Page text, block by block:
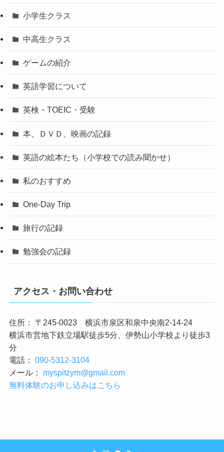
小学生クラス
中高生クラス
ゲームの紹介
英語学習について
英検・TOEIC・受験
本、ＤＶＤ、映画の記録
英語の絵本たち（小学校での読み聞かせ）
私のおすすめ
One-Day Trip
旅行の記録
勉強会の記録
アクセス・お問い合わせ
住所： 〒245-0023 横浜市泉区和泉中央南2-14-24
横浜市営地下鉄立場駅徒歩5分、伊勢山小学校より徒歩3
分
電話： 090-5312-3104
メール： myspitzym@gmail.com
無料体験のお申し込みはこちら